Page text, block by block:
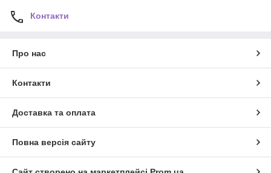
Контакти
Про нас
Контакти
Доставка та оплата
Повна версія сайту